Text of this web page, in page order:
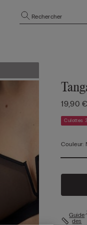
Rechercher
19,90 €
Culottes
Couleur:
Guide
des